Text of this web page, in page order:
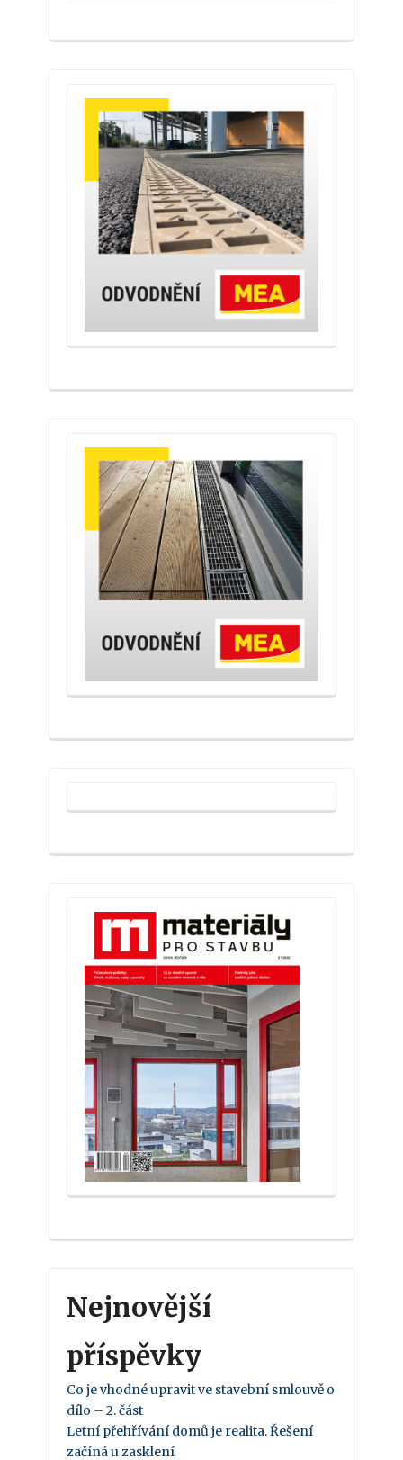
Nejnovější
příspěvky
Co je vhodné upravit ve stavební smlouvě o
dílo – 2. část
Letní přehřívání domů je realita. Řešení
začíná u zasklení